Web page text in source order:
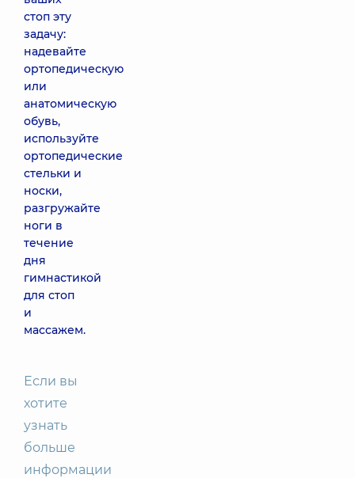
стоп эту
задачу:
надевайте
ортопедическую
или
анатомическую
обувь,
используйте
ортопедические
стельки и
носки,
разгружайте
ноги в
течение
дня
гимнастикой
для стоп
и
массажем.
Если вы
хотите
узнать
больше
информации